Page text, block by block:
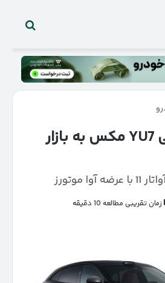
ورود شیائومی YU7 مکس به بازار
موتورز
زمان تقریبی مطالعه 10 دقیقه